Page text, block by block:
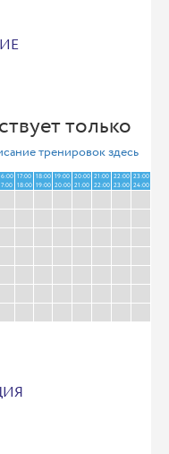
только
тренировок здесь
17:00
18:00
18:00
19:00
19:00
20:00
20:00
21:00
21:00
22:00
22:00
23:00
23:00
24:00